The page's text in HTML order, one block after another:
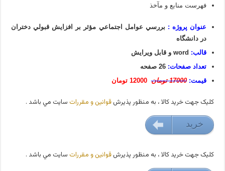
فهرست منابع و مآخذ
عنوان پروژه : بررسي عوامل اجتماعي مؤثر بر افزايش قبولي دختران
در دانشگاه
قالب:
تعداد صفحات: 26 صفحه
قیمت:17000 تومان 12000 تومان
کليک جهت خريد کالا ، به منظور پذيرشقوانين و مقررات سايت مي باشد .
9000 تومان خريد
کليک جهت خريد کالا ، به منظور پذيرشقوانين و مقررات سايت مي باشد .